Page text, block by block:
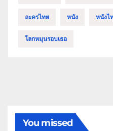
ละครไทย หนัง หนังไ
โลกหมุนรอบเธอ
You missed